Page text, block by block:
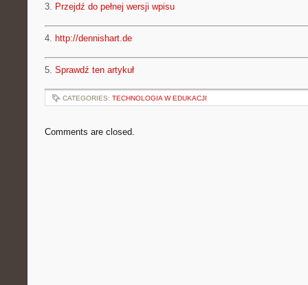
3. Przejdź do pełnej wersji wpisu
4. http://dennishart.de
5. Sprawdź ten artykuł
CATEGORIES: TECHNOLOGIA W EDUKACJI
Comments are closed.